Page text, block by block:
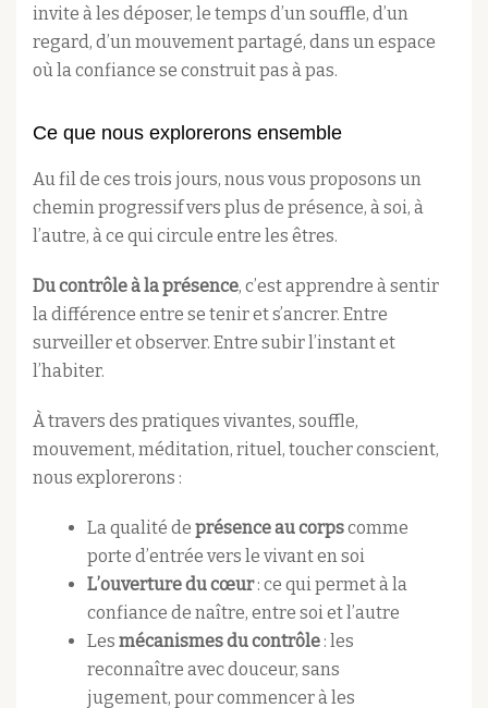
invite à les déposer, le temps d’un souffle, d’un
regard, d’un mouvement partagé, dans un espace
où la confiance se construit pas à pas.
Ce que nous explorerons ensemble
Au fil de ces trois jours, nous vous proposons un
chemin progressif vers plus de présence, à soi, à
l’autre, à ce qui circule entre les êtres.
Du contrôle à la présence, c’est apprendre à sentir
la différence entre se tenir et s’ancrer. Entre
surveiller et observer. Entre subir l’instant et
l’habiter.
À travers des pratiques vivantes, souffle,
mouvement, méditation, rituel, toucher conscient,
nous explorerons :
La qualité de présence au corpscomme
porte d’entrée vers le vivant en soi
L’ouverture du cœur: ce qui permet à la
confiance de naître, entre soi et l’autre
Les mécanismes du contrôle : les
reconnaître avec douceur, sans
jugement, pour commencer à les